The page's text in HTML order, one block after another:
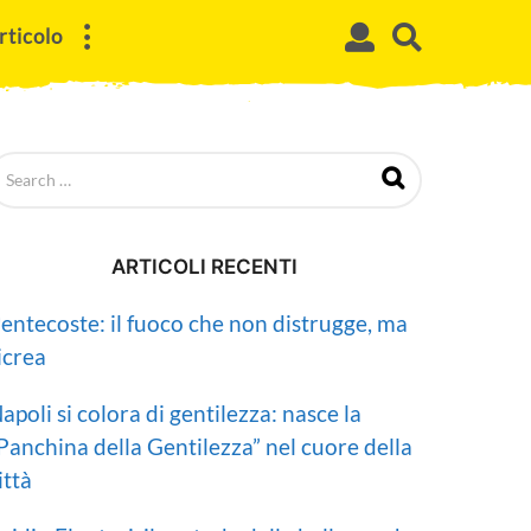
ARTICOLI RECENTI
il fuoco che non distrugge, ma
si colora di gentilezza: nasce la
della Gentilezza” nel cuore della